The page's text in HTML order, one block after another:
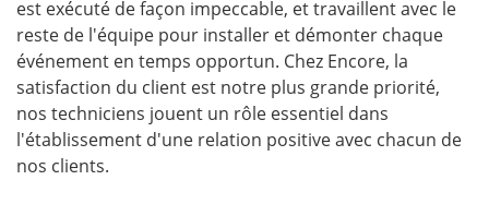
est exécuté de façon impeccable, et travaillent avec le
reste de l'équipe pour installer et démonter chaque
événement en temps opportun. Chez Encore, la
satisfaction du client est notre plus grande priorité,
nos techniciens jouent un rôle essentiel dans
l'établissement d'une relation positive avec chacun de
nos clients.